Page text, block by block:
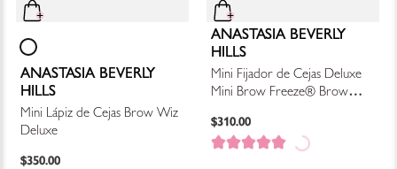
ANASTASIA BEVERLY
HILLS
Mini Lápiz de Cejas Brow Wiz
Deluxe
$350.00
ANASTASIA BEVERLY
HILLS
Mini Fijador de Cejas Deluxe
Mini Brow Freeze® Brow
$310.00